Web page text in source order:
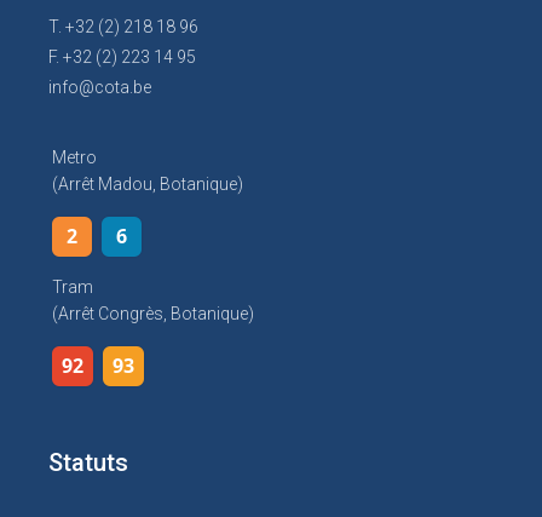
T. +32 (2) 218 18 96
F. +32 (2) 223 14 95
info@cota.be
Metro
(arrêt Madou, Botanique)
2 6
Tram
(arrêt Congrès, Botanique)
92 93
Statuts